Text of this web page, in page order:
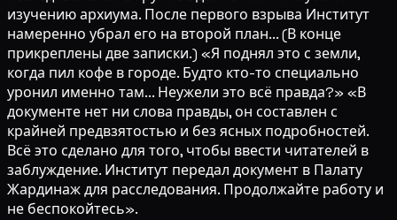
изучению архиума. После первого взрыва Институт
намеренно убрал его на второй план... (В конце
прикреплены две записки.) «Я поднял это с земли,
когда пил кофе в городе. Будто кто-то специально
уронил именно там... Неужели это всё правда?» «В
документе нет ни слова правды, он составлен с
крайней предвзятостью и без ясных подробностей.
Всё это сделано для того, чтобы ввести читателей в
заблуждение. Институт передал документ в Палату
Жардинаж для расследования. Продолжайте работу и
не беспокойтесь».